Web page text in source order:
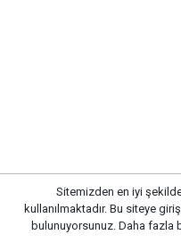
Sitemizden en iyi
kullanılmaktadır. Bu siteye
bulunuyorsunuz. Daha fazla